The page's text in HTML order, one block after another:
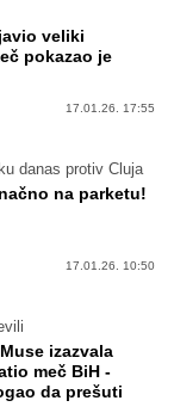
veliki
pokazao je
17.01.26. 17:55
danas protiv Cluja
na parketu!
17.01.26. 10:50
izazvala
meč BiH -
da prešuti